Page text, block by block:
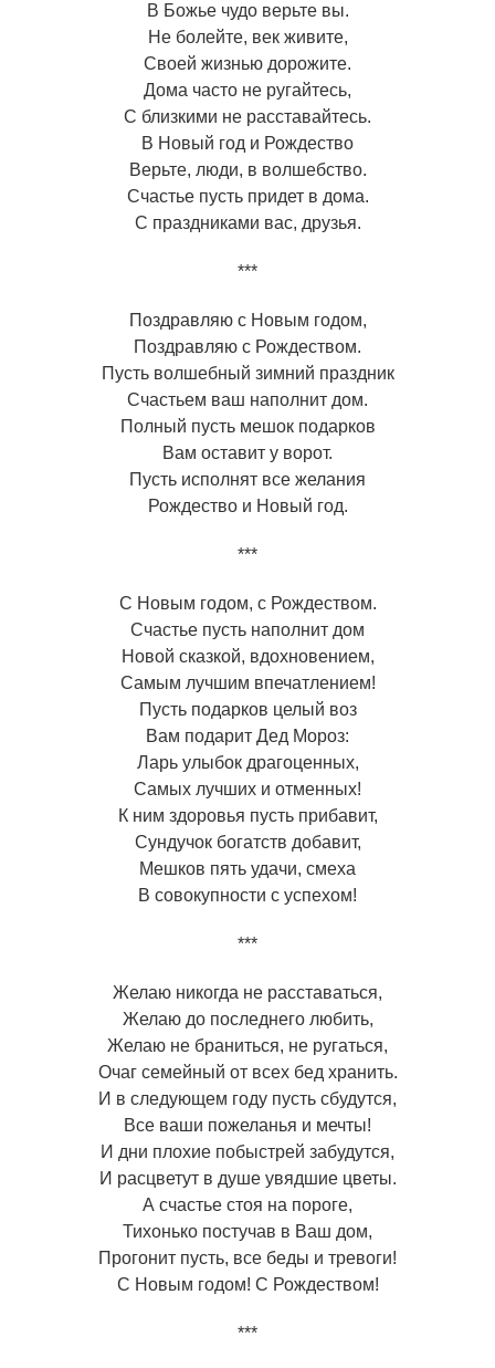
В Божье чудо верьте вы.
Не болейте, век живите,
Своей жизнью дорожите.
Дома часто не ругайтесь,
С близкими не расставайтесь.
В Новый год и Рождество
Верьте, люди, в волшебство.
Счастье пусть придет в дома.
С праздниками вас, друзья.
***
Поздравляю с Новым годом,
Поздравляю с Рождеством.
Пусть волшебный зимний праздник
Счастьем ваш наполнит дом.
Полный пусть мешок подарков
Вам оставит у ворот.
Пусть исполнят все желания
Рождество и Новый год.
***
С Новым годом, с Рождеством.
Счастье пусть наполнит дом
Новой сказкой, вдохновением,
Самым лучшим впечатлением!
Пусть подарков целый воз
Вам подарит Дед Мороз:
Ларь улыбок драгоценных,
Самых лучших и отменных!
К ним здоровья пусть прибавит,
Сундучок богатств добавит,
Мешков пять удачи, смеха
В совокупности с успехом!
***
Желаю никогда не расставаться,
Желаю до последнего любить,
Желаю не браниться, не ругаться,
Очаг семейный от всех бед хранить.
И в следующем году пусть сбудутся,
Все ваши пожеланья и мечты!
И дни плохие побыстрей забудутся,
И расцветут в душе увядшие цветы.
А счастье стоя на пороге,
Тихонько постучав в Ваш дом,
Прогонит пусть, все беды и тревоги!
С Новым годом! С Рождеством!
***